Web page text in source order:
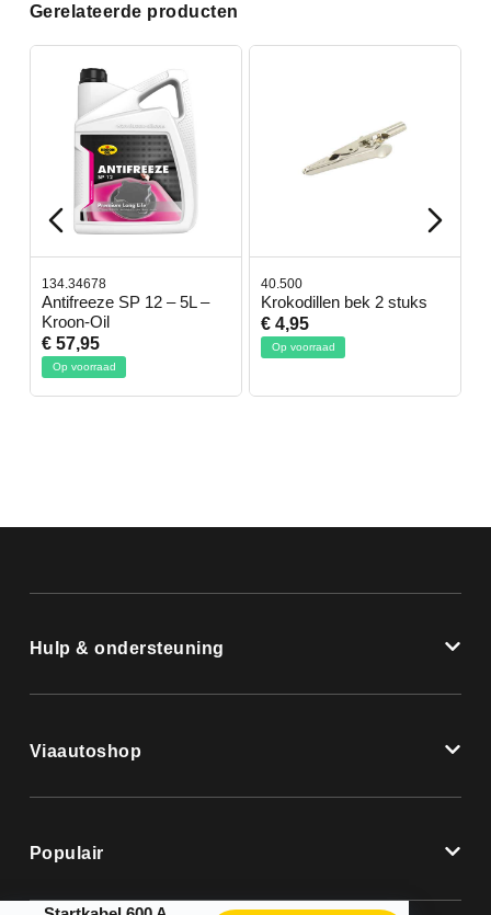
Gerelateerde producten
134.34678
Antifreeze SP 12 – 5L –
Kroon-Oil
€ 57,95
Op voorraad
40.500
Krokodillen bek 2 stuks
€ 4,95
Op voorraad
Hulp & ondersteuning
Viaautoshop
Populair